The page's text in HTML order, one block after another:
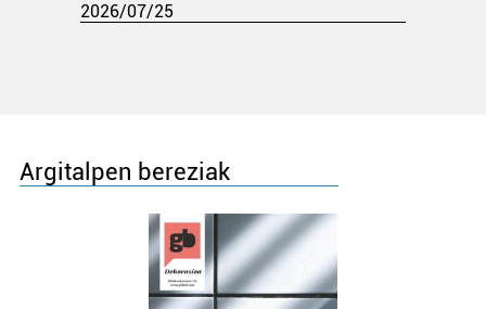
2026/07/25
Argitalpen bereziak